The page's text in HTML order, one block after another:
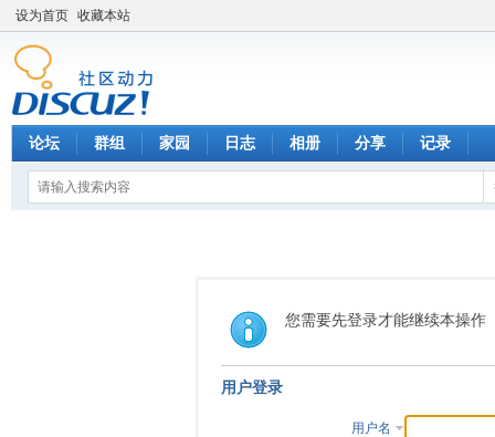
设为首页 收藏本站
论坛 群组 家园 日志 相册 分享 记录
您需要先登录才能继续本操作
用户登录
用户名